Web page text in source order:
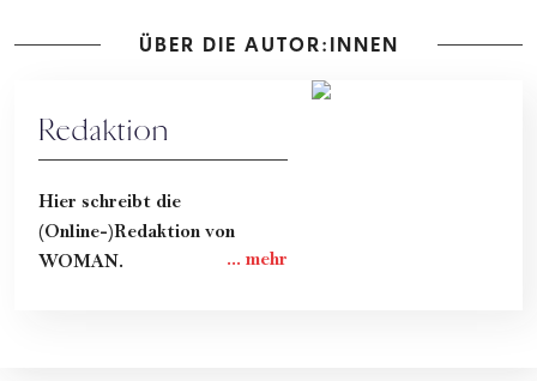
ÜBER DIE AUTOR:INNEN
Redaktion
Hier schreibt die
(Online-)Redaktion von
WOMAN.